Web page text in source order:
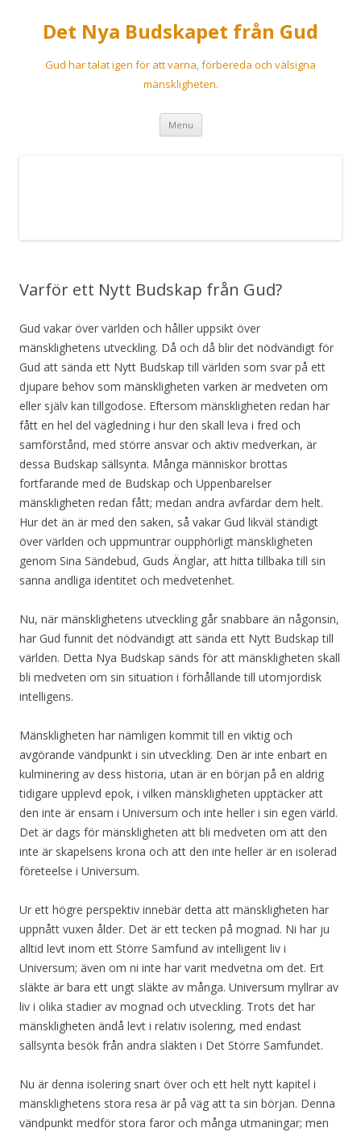
Det Nya Budskapet från Gud
Gud har talat igen för att varna, förbereda och välsigna
mänskligheten.
Menu Skip
content
Varför ett Nytt Budskap från Gud?
Gud vakar över världen och håller uppsikt över
mänsklighetens utveckling. Då och då blir det nödvändigt för
Gud att sända ett Nytt Budskap till världen som svar på ett
djupare behov som mänskligheten varken är medveten om
eller själv kan tillgodose. Eftersom mänskligheten redan har
fått en hel del vägledning i hur den skall leva i fred och
samförstånd, med större ansvar och aktiv medverkan, är
dessa Budskap sällsynta. Många människor brottas
fortfarande med de Budskap och Uppenbarelser
mänskligheten redan fått; medan andra avfärdar dem helt.
Hur det än är med den saken, så vakar Gud likväl ständigt
över världen och uppmuntrar oupphörligt mänskligheten
genom Sina Sändebud, Guds Änglar, att hitta tillbaka till sin
sanna andliga identitet och medvetenhet.
Nu, när mänsklighetens utveckling går snabbare än någonsin,
har Gud funnit det nödvändigt att sända ett Nytt Budskap till
världen. Detta Nya Budskap sänds för att mänskligheten skall
bli medveten om sin situation i förhållande till utomjordisk
intelligens.
Mänskligheten har nämligen kommit till en viktig och
avgörande vändpunkt i sin utveckling. Den är inte enbart en
kulminering av dess historia, utan är en början på en aldrig
tidigare upplevd epok, i vilken mänskligheten upptäcker att
den inte är ensam i Universum och inte heller i sin egen värld.
Det är dags för mänskligheten att bli medveten om att den
inte är skapelsens krona och att den inte heller är en isolerad
företeelse i Universum.
Ur ett högre perspektiv innebär detta att mänskligheten har
uppnått vuxen ålder. Det är ett tecken på mognad. Ni har ju
alltid levt inom ett Större Samfund av intelligent liv i
Universum; även om ni inte har varit medvetna om det. Ert
släkte är bara ett ungt släkte av många. Universum myllrar av
liv i olika stadier av mognad och utveckling. Trots det har
mänskligheten ändå levt i relativ isolering, med endast
sällsynta besök från andra släkten i Det Större Samfundet.
Nu är denna isolering snart över och ett helt nytt kapitel i
mänsklighetens stora resa är på väg att ta sin början. Denna
vändpunkt medför stora faror och många utmaningar; men